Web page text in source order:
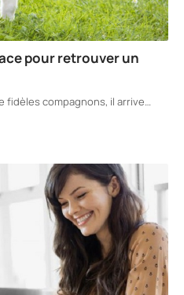
pour retrouver un
fidèles compagnons, il arrive…